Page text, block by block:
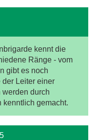
kennt die
Ränge - vom
gibt es noch
Leiter einer
durch
kenntlich gemacht.